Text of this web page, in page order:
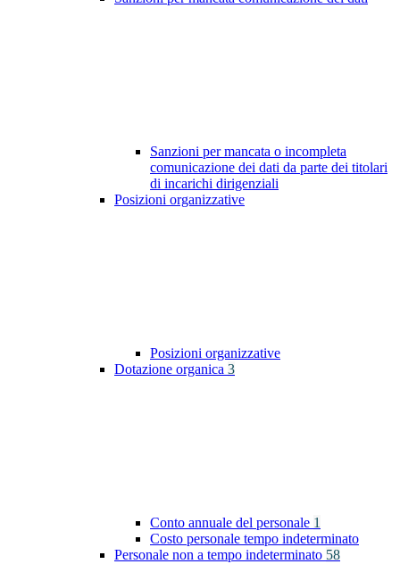
Sanzioni per mancata o incompleta
comunicazione dei dati da parte dei titolari
di incarichi dirigenziali
Posizioni organizzative
Posizioni organizzative
Dotazione organica 3
Conto annuale del personale 1
Costo personale tempo indeterminato
Personale non a tempo indeterminato 58